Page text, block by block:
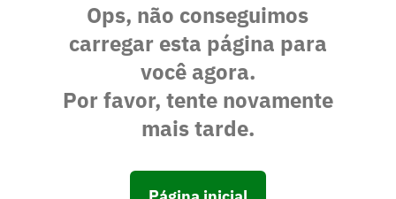
Ops, não conseguimos
carregar esta página para
você agora.
Por favor, tente novamente
mais tarde.